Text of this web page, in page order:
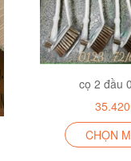
cọ 2 đầu
CHỌN